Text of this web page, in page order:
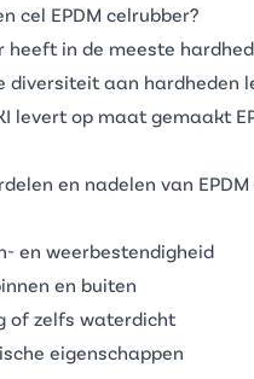
cel EPDM celrubber?
heeft in de meeste
diversiteit aan hardheden
levert op maat gemaakt
en nadelen van
en weerbestendigheid
en buiten
of zelfs waterdicht
eigenschappen